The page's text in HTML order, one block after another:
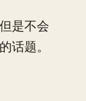
是不会
话题。